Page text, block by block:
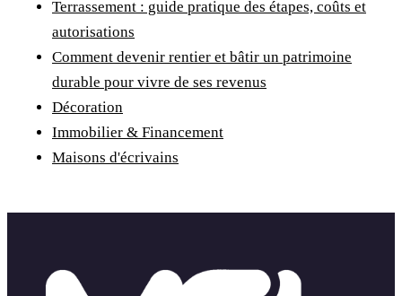
Terrassement : guide pratique des étapes, coûts et
autorisations
Comment devenir rentier et bâtir un patrimoine
durable pour vivre de ses revenus
Décoration
Immobilier & Financement
Maisons d'écrivains